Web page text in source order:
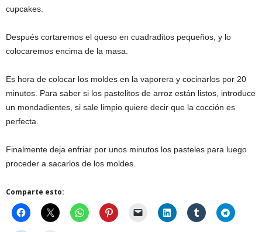
cupcakes.
Después cortaremos el queso en cuadraditos pequeños, y lo
colocaremos encima de la masa.
Es hora de colocar los moldes en la vaporera y cocinarlos por 20
minutos. Para saber si los pastelitos de arroz están listos, introduce
un mondadientes, si sale limpio quiere decir que la cocción es
perfecta.
Finalmente deja enfriar por unos minutos los pasteles para luego
proceder a sacarlos de los moldes.
Comparte esto: